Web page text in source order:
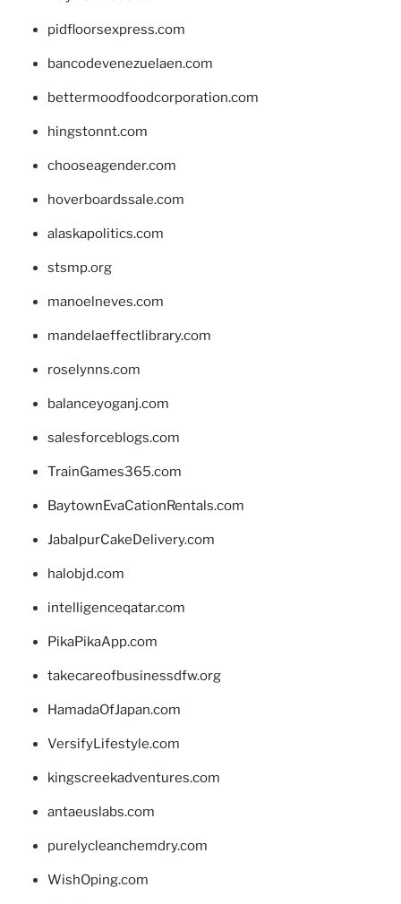
pidfloorsexpress.com
bancodevenezuelaen.com
bettermoodfoodcorporation.com
hingstonnt.com
chooseagender.com
hoverboardssale.com
alaskapolitics.com
stsmp.org
manoelneves.com
mandelaeffectlibrary.com
roselynns.com
balanceyoganj.com
salesforceblogs.com
TrainGames365.com
BaytownEvaCationRentals.com
JabalpurCakeDelivery.com
halobjd.com
intelligenceqatar.com
PikaPikaApp.com
takecareofbusinessdfw.org
HamadaOfJapan.com
VersifyLifestyle.com
kingscreekadventures.com
antaeuslabs.com
purelycleanchemdry.com
WishOping.com